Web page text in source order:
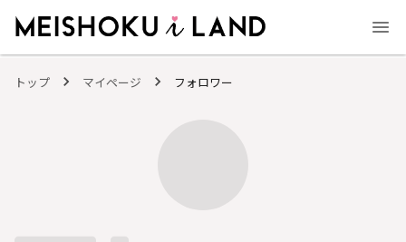
トップ マイページ フォロワー